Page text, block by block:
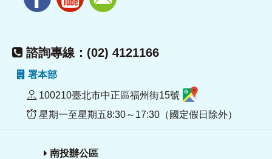
諮詢專線：(02) 4121166
署本部
100210臺北市中正區福州街15號
星期一至星期五8:30～17:30（國定假日除外）
南投辦公區